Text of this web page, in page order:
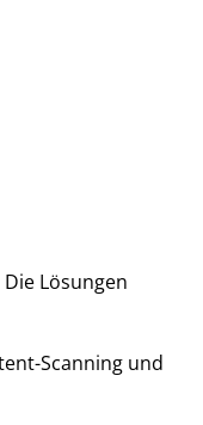
Lösungen
Scanning und